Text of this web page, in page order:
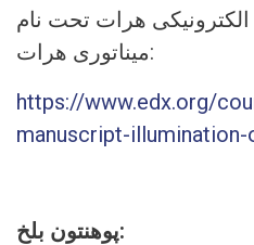
هرات تحت نام
میناتوری هرات:
https://www.edx.org/
manuscript-
پوهنتون بلخ: